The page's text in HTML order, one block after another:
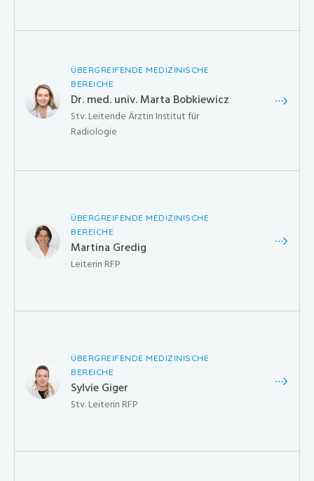
ÜBERGREIFENDE MEDIZINISCHE
BEREICHE
Dr. med. univ. Marta Bobkiewicz
Stv. Leitende Ärztin Institut für
Radiologie
ÜBERGREIFENDE MEDIZINISCHE
BEREICHE
Martina Gredig
Leiterin RFP
ÜBERGREIFENDE MEDIZINISCHE
BEREICHE
Sylvie Giger
Stv. Leiterin RFP